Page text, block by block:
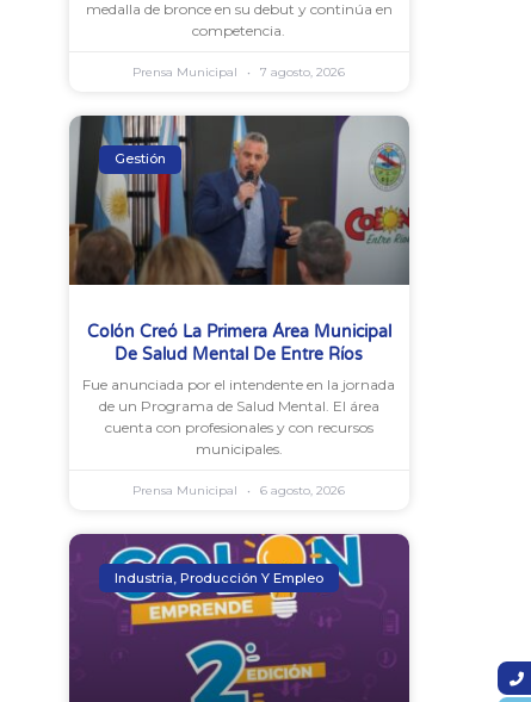
medalla de bronce en su debut y continúa en
competencia.
Prensa Municipal 7 agosto, 2026
Gestión
Colón Creó La Primera Área Municipal
De Salud Mental De Entre Ríos
Fue anunciada por el intendente en la jornada
de un Programa de Salud Mental. El área
cuenta con profesionales y con recursos
municipales.
Prensa Municipal 6 agosto, 2026
Industria, Producción Y Empleo